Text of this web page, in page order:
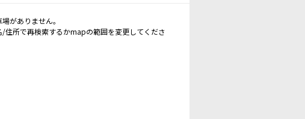
がありません。
/住所で再検索するかmapの範囲を変更してくださ